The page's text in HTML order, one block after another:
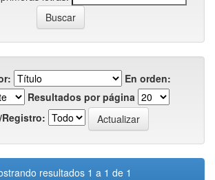
En orden:
Resultados por página
resultados 1 a 1 de 1